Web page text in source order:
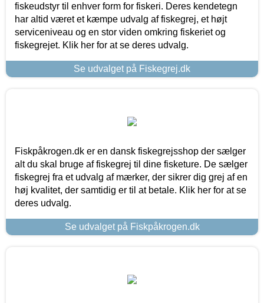
fiskeudstyr til enhver form for fiskeri. Deres kendetegn
har altid været et kæmpe udvalg af fiskegrej, et højt
serviceniveau og en stor viden omkring fiskeriet og
fiskegrejet. Klik her for at se deres udvalg.
Se udvalget på Fiskegrej.dk
Fiskpåkrogen.dk er en dansk fiskegrejsshop der sælger
alt du skal bruge af fiskegrej til dine fisketure. De sælger
fiskegrej fra et udvalg af mærker, der sikrer dig grej af en
høj kvalitet, der samtidig er til at betale. Klik her for at se
deres udvalg.
Se udvalget på Fiskpåkrogen.dk